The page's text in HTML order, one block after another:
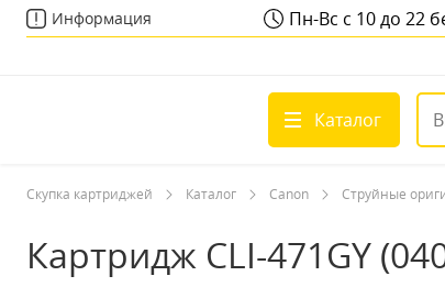
Информация Пн-Вс с 10 до 22
Каталог
Скупка картриджей Каталог Canon Струйные
Картридж CLI-471GY